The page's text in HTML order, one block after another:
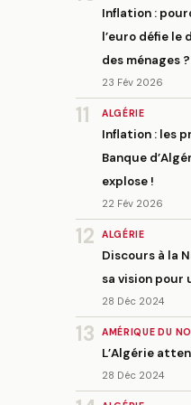
Inflation :
l’euro défie le
des ménages ?
23 Fév 2026
11 ALGÉRIE
Inflation : les
Banque
explose !
22 Fév 2026
12 ALGÉRIE
Discours à la
sa vision pour
28 Déc 2024
13 AMÉRIQUE DU
L’Algérie
28 Déc 2024